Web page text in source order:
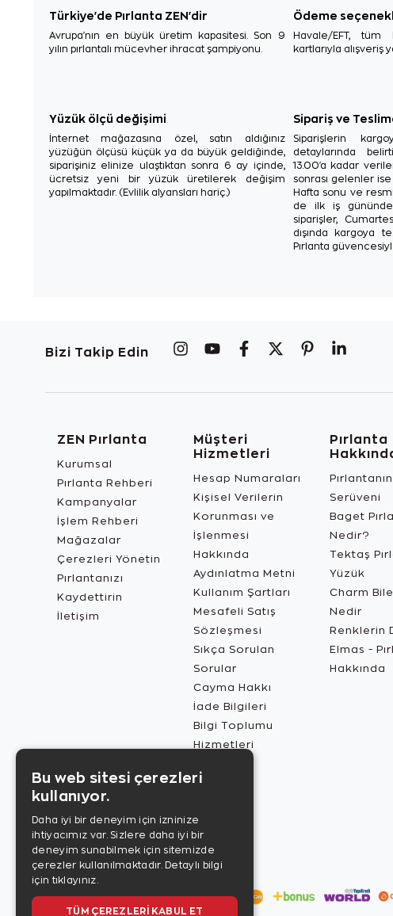
Türkiye'de Pırlanta ZEN'dir
Avrupa'nın en büyük üretim kapasitesi. Son 9
yılın pırlantalı mücevher ihracat şampiyonu.
Ödeme
Havale/EFT,
kartlarıyla alışveriş
Yüzük ölçü değişimi
İnternet mağazasına özel, satın aldığınız
yüzüğün ölçüsü küçük ya da büyük geldiğinde,
siparişiniz elinize ulaştıktan sonra 6 ay içinde,
ücretsiz yeni bir yüzük üretilerek değişim
yapılmaktadır. (Evlilik alyansları hariç.)
Sipariş ve
Siparişlerin
detaylarında
13.00'a kadar
sonrası gelenler
Hafta sonu ve
de ilk iş gününde
siparişler,
dışında kargoya
Pırlanta
Bizi Takip Edin
ZEN Pırlanta
Kurumsal
Pırlanta Rehberi
Kampanyalar
İşlem Rehberi
Mağazalar
Çerezleri Yönetin
Pırlantanızı
Kaydettirin
İletişim
Müşteri
Hizmetleri
Hesap Numaraları
Kişisel Verilerin
Korunması ve
İşlenmesi
Hakkında
Aydınlatma Metni
Kullanım Şartları
Mesafeli Satış
Sözleşmesi
Sıkça Sorulan
Sorular
Cayma Hakkı
İade Bilgileri
Bilgi Toplumu
Hizmetleri
Pırlanta
Pırlantanın
Serüveni
Baget
Nedir?
Tektaş
Yüzük
Charm
Nedir
Renklerin
Elmas -
Hakkında
Bu web sitesi çerezleri
kullanıyor.
Daha iyi bir deneyim için izninize
ihtiyacımız var. Sizlere daha iyi bir
deneyim sunabilmek için sitemizde
çerezler kullanılmaktadır. Detaylı bilgi
için tıklayınız.
TÜM ÇEREZLERI KABUL ET